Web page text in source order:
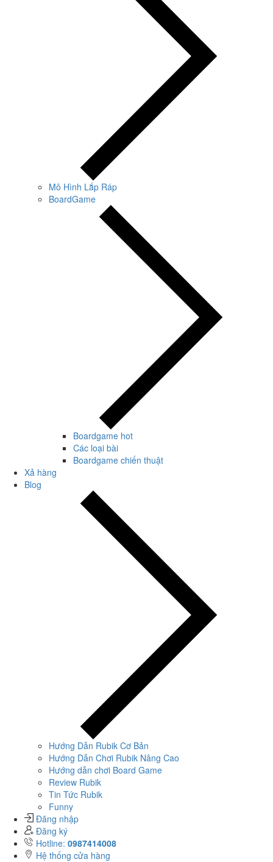
Mô Hình Lắp Ráp
BoardGame
Boardgame hot
Các loại bài
Boardgame chiến thuật
Xả hàng
Blog
Hướng Dẫn Rubik Cơ Bản
Hướng Dẫn Chơi Rubik Nâng Cao
Hướng dẫn chơi Board Game
Review Rubik
Tin Tức Rubik
Funny
Đăng nhập
Đăng ký
Hotline: 0987414008
Hệ thống cửa hàng